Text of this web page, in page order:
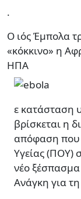
.
Ο ιός Έμπολα
«κόκκινο» η
ΗΠΑ
ε κατάσταση
βρίσκεται η
απόφαση που
Υγείας (ΠΟΥ)
νέο
Ανάγκη για